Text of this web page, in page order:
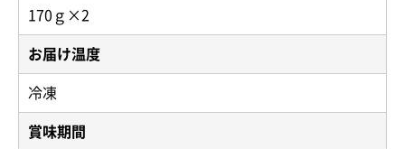
170ｇ×2
お届け温度
冷凍
賞味期間